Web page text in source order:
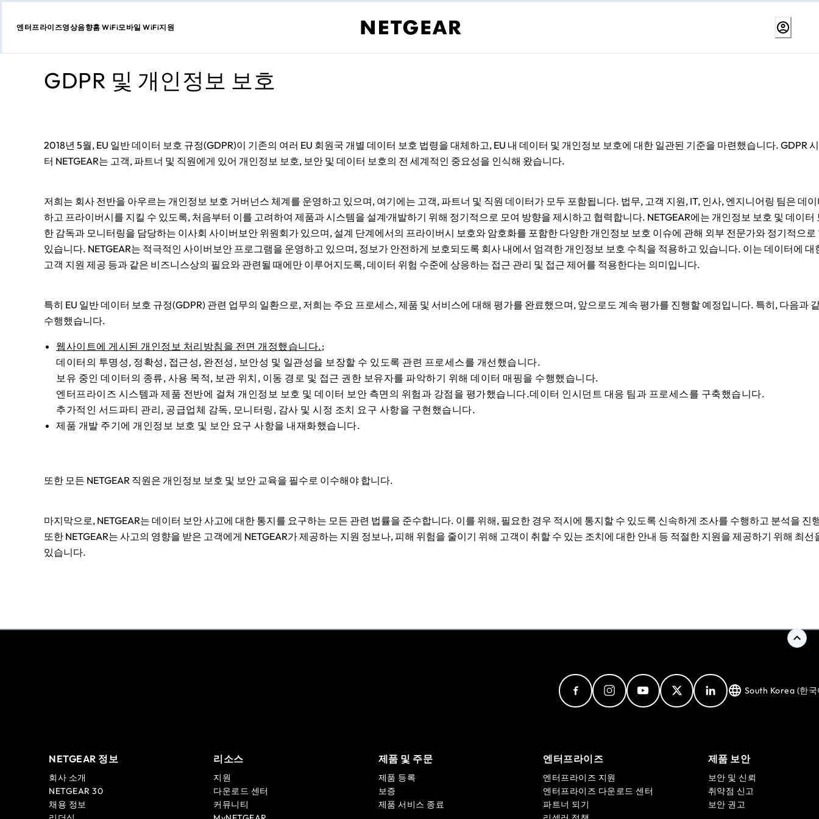
콘
엔터프라이즈영상음향홈 WiFi모바일 WiFi지원
GDPR 및 개인정보 보호
2018년 5월, EU 일반 데이터 보호 규정(GDPR)이 기존의 여러 EU 회원국 개별 데이터 보호 법령을 대체하고, EU 내 데이터 및 개인정보 보호에 대한 일관된 기준을 마련했습니다. GDPR
터 NETGEAR는 고객, 파트너 및 직원에게 있어 개인정보 보호, 보안 및 데이터 보호의 전 세계적인 중요성을 인식해 왔습니다.
저희는 회사 전반을 아우르는 개인정보 보호 거버넌스 체계를 운영하고 있으며, 여기에는 고객, 파트너 및 직원 데이터가 모두 포함됩니다. 법무, 고객 지원, IT, 인사, 엔지니어링 팀은 데
하고 프라이버시를 지킬 수 있도록, 처음부터 이를 고려하여 제품과 시스템을 설계·개발하기 위해 정기적으로 모여 방향을 제시하고 협력합니다. NETGEAR에는 개인정보 보호 및 데이터
한 감독과 모니터링을 담당하는 이사회 사이버보안 위원회가 있으며, 설계 단계에서의 프라이버시 보호와 암호화를 포함한 다양한 개인정보 보호 이슈에 관해 외부 전문가와 정기적으로
있습니다. NETGEAR는 적극적인 사이버보안 프로그램을 운영하고 있으며, 정보가 안전하게 보호되도록 회사 내에서 엄격한 개인정보 보호 수칙을 적용하고 있습니다. 이는 데이터에 대
고객 지원 제공 등과 같은 비즈니스상의 필요와 관련될 때에만 이루어지도록, 데이터 위험 수준에 상응하는 접근 관리 및 접근 제어를 적용한다는 의미입니다.
특히 EU 일반 데이터 보호 규정(GDPR) 관련 업무의 일환으로, 저희는 주요 프로세스, 제품 및 서비스에 대해 평가를 완료했으며, 앞으로도 계속 평가를 진행할 예정입니다. 특히, 다음과
수행했습니다.
웹사이트에 게시된 개인정보 처리방침을 전면 개정했습니다.;
데이터의 투명성, 정확성, 접근성, 완전성, 보안성 및 일관성을 보장할 수 있도록 관련 프로세스를 개선했습니다.
보유 중인 데이터의 종류, 사용 목적, 보관 위치, 이동 경로 및 접근 권한 보유자를 파악하기 위해 데이터 매핑을 수행했습니다.
엔터프라이즈 시스템과 제품 전반에 걸쳐 개인정보 보호 및 데이터 보안 측면의 위험과 강점을 평가했습니다.데이터 인시던트 대응 팀과 프로세스를 구축했습니다.
추가적인 서드파티 관리, 공급업체 감독, 모니터링, 감사 및 시정 조치 요구 사항을 구현했습니다.
제품 개발 주기에 개인정보 보호 및 보안 요구 사항을 내재화했습니다.
또한 모든 NETGEAR 직원은 개인정보 보호 및 보안 교육을 필수로 이수해야 합니다.
마지막으로, NETGEAR는 데이터 보안 사고에 대한 통지를 요구하는 모든 관련 법률을 준수합니다. 이를 위해, 필요한 경우 적시에 통지할 수 있도록 신속하게 조사를 수행하고 분석을 진
또한 NETGEAR는 사고의 영향을 받은 고객에게 NETGEAR가 제공하는 지원 정보나, 피해 위험을 줄이기 위해 고객이 취할 수 있는 조치에 대한 안내 등 적절한 지원을 제공하기 위해 최선
있습니다.
South Korea (한국
NETGEAR 정보
회사 소개
NETGEAR 30
채용 정보
리소스
지원
다운로드 센터
커뮤니티
제품 및 주문
제품 등록
보증
제품 서비스 종료
엔터프라이즈
엔터프라이즈 지원
엔터프라이즈 다운로드 센터
파트너 되기
제품 보안
보안 및 신뢰
취약점 신고
보안 권고